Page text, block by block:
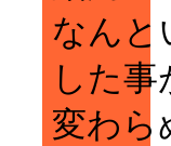
なんと
した事
変わら